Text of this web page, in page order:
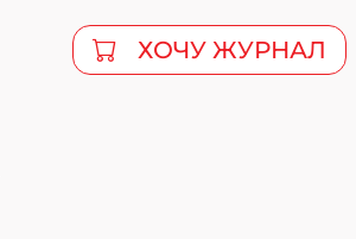
ХОЧУ ЖУРНАЛ